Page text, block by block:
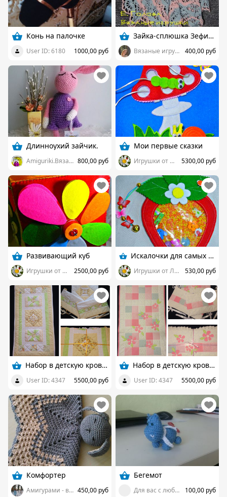
Конь на палочке
User ID: 6180 1000,00 руб
Зайка-сплюшка Зефирка
Вязаные игрушки деткам 400,00 руб
Длинноухий зайчик.
Amiguriki.Вязаные игрушки 800,00 руб
Мои первые сказки
Игрушки от Ланы Рудаковой 5300,00 руб
Развивающий куб
Игрушки от Ланы Рудаковой 2500,00 руб
Искалочки для самых маленьких
Игрушки от Ланы Рудаковой 530,00 руб
Набор в детскую кроватку
User ID: 4347 5500,00 руб
Набор в детскую кроватку
User ID: 4347 5500,00 руб
Комфортер
Амигурами - вязание для любимых 450,00 руб
Бегемот
Для вас с любовью. 100,00 руб